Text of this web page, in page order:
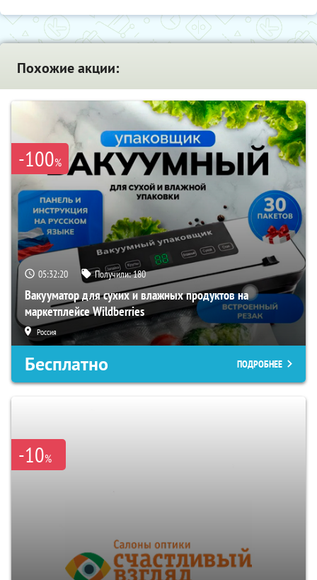
Похожие акции:
-100%
05:32:19 Получили:180
Вакууматор для сухих и влажных продуктов на
маркетплейсе Wildberries
Россия
Бесплатно ПОДРОБНЕЕ
-10%